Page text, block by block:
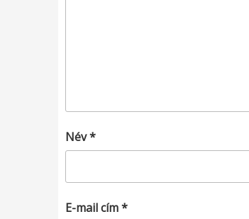
Név*
E-mail cím*